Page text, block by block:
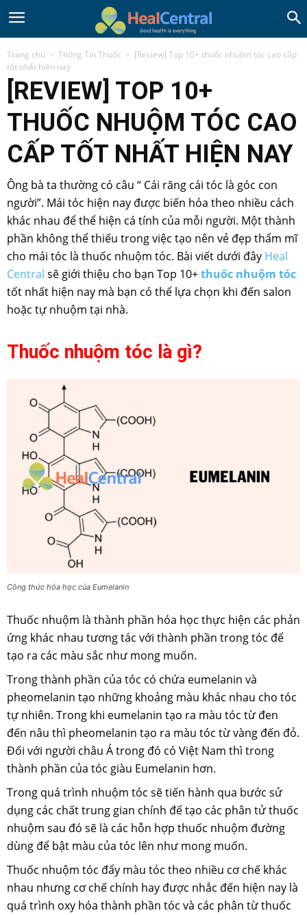
Trang chủ Thông Tin Thuốc
[Review] Top 10+ thuốc nhuộm tóc cao cấp
tốt nhất hiện nay
[REVIEW] TOP 10+
THUỐC NHUỘM TÓC CAO
CẤP TỐT NHẤT HIỆN NAY
Ông bà ta thường có câu “ Cái răng cái tóc là góc con
người”. Mái tóc hiện nay được biến hóa theo nhiều cách
khác nhau để thể hiện cá tính của mỗi người. Một thành
phần không thể thiếu trong việc tạo nên vẻ đẹp thẩm mĩ
cho mái tóc là thuốc nhuộm tóc. Bài viết dưới đây Heal
Central sẽ giới thiệu cho bạn Top 10+thuốc nhuộm tóc
tốt nhất hiện nay mà bạn có thể lựa chọn khi đến salon
hoặc tự nhuộm tại nhà.
Thuốc nhuộm tóc là gì?
Công thức hóa học của Eumelanin
Thuốc nhuộm là thành phần hóa học thực hiện các phản
ứng khác nhau tương tác với thành phần trong tóc để
tạo ra các màu sắc như mong muốn.
Trong thành phần của tóc có chứa eumelanin và
pheomelanin tạo những khoảng màu khác nhau cho tóc
tự nhiên. Trong khi eumelanin tạo ra màu tóc từ đen
đến nâu thì pheomelanin tạo ra màu tóc từ vàng đến đỏ.
Đối với người châu Á trong đó có Việt Nam thì trong
thành phần của tóc giàu Eumelanin hơn.
Trong quá trình nhuộm tóc sẽ tiến hành qua bước sử
dụng các chất trung gian chính để tạo các phân tử thuốc
nhuộm sau đó sẽ là các hỗn hợp thuốc nhuộm đường
dùng để bật màu của tóc lên như mong muốn.
Thuốc nhuộm tóc đẩy màu tóc theo nhiều cơ chế khác
nhau nhưng cơ chế chính hay được nhắc đến hiện nay là
quá trình oxy hóa thành phần tóc và các phân từ thuốc